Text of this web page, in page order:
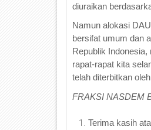
diuraikan
Namun alokasi
bersifat umum dan
Republik
rapat-rapat kita
telah diterbitkan
FRAKSI NASDEM
Terima kasih